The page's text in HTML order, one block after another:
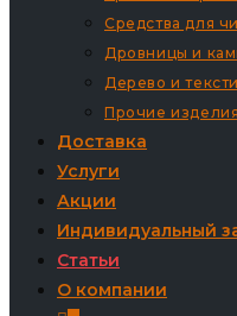
Средства для
Дровницы и
Дерево и
Прочие изделия
Доставка
Услуги
Акции
Индивидуальный
Статьи
О компании